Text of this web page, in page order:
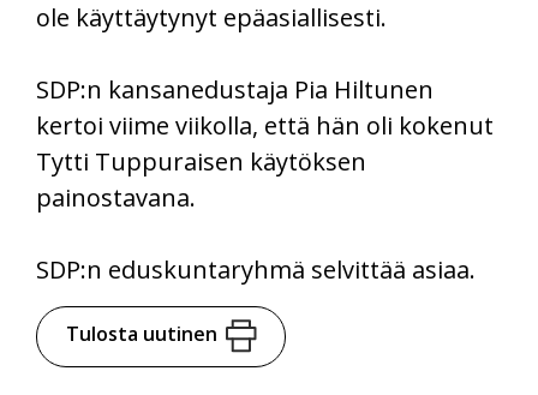
ole käyttäytynyt epäasiallisesti.
SDP:n kansanedustaja Pia Hiltunen
kertoi viime viikolla, että hän oli kokenut
Tytti Tuppuraisen käytöksen
painostavana.
SDP:n eduskuntaryhmä selvittää asiaa.
Tulosta uutinen